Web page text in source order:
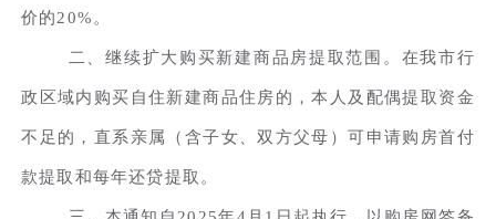
价的20%。
二、继续扩大购买新建商品房提取范围。在我市行
政区域内购买自住新建商品住房的，本人及配偶提取资金
不足的，直系亲属（含子女、双方父母）可申请购房首付
款提取和每年还贷提取。